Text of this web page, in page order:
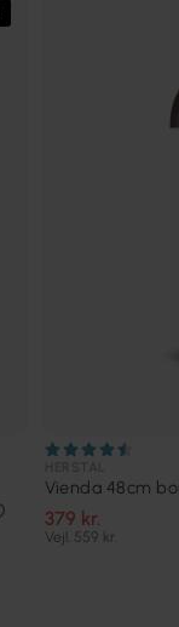
Vienda 48cm
379 kr.
Vejl. 559 kr.